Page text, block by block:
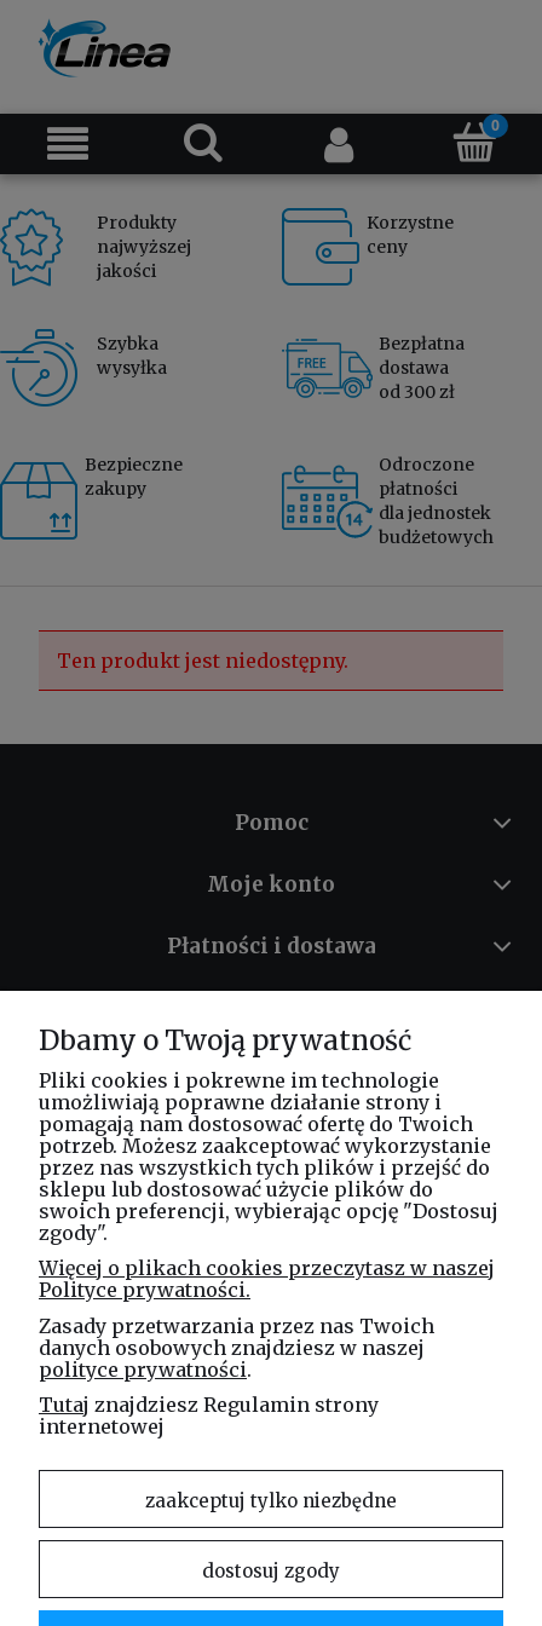
Produkty
najwyższej
jakości
Korzystne
ceny
Szybka
wysyłka
Bezpłatna
dostawa
od 300 zł
Bezpieczne
zakupy
Odroczone
płatności
dla jednostek
budżetowych
Ten produkt jest niedostępny.
Pomoc
Moje konto
Płatności i dostawa
O nas
Masz pytania? Zadzwoń!
tel. kom. 730 994 188
Spółka Jawna
ul. Technologiczna 44
35-213 Rzeszów
e-mail
sklep@elinea.com.pl
Właścicielem niniejszej witryny internetowej jest firma Linea Jakubczyk – Kłeczek Spółka
Jawna. Zabrania się kopiowania i rozpowszechniania treści zamieszczonych na stronie bez
Dbamy o Twoją prywatność
Pliki cookies i pokrewne im technologie
umożliwiają poprawne działanie strony i
pomagają nam dostosować ofertę do Twoich
potrzeb. Możesz zaakceptować wykorzystanie
przez nas wszystkich tych plików i przejść do
sklepu lub dostosować użycie plików do
swoich preferencji, wybierając opcję "Dostosuj
zgody".
Więcej o plikach cookies przeczytasz w naszej
Polityce prywatności.
Zasady przetwarzania przez nas Twoich
danych osobowych znajdziesz w naszej
polityce prywatności.
Tutaj znajdziesz Regulamin strony
internetowej
zaakceptuj tylko niezbędne
dostosuj zgody